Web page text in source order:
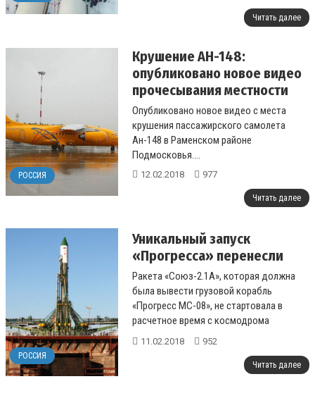
Читать далее
РОССИЯ
Крушение АН-148:
опубликовано новое видео
прочесывания местности
Опубликовано новое видео с места
крушения пассажирского самолета
Ан-148 в Раменском районе
Подмосковья....
12.02.2018 977
Читать далее
РОССИЯ
Уникальный запуск
«Прогресса» перенесли
Ракета «Союз-2.1А», которая должна
была вывести грузовой корабль
«Прогресс МС-08», не стартовала в
расчетное время с космодрома
Байконур. Об этом в субботу,...
11.02.2018 952
Читать далее